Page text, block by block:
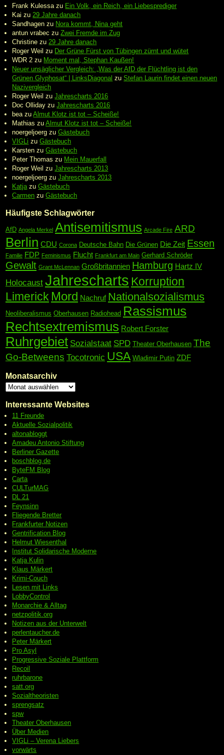
Frank Kulessa zu Ein Volk, ein Reich, ein Liebesprediger
Kai zu 29 Jahre danach
Sandhagen zu Nora kommt, Nina geht
antun vrabec zuZwei Fremde im Zug
Christine zu 29 Jahre danach
Roger Weil zu Der Grüne Fürst von Tübingen zürnt und wütet
WDR 2 zu Moment mal, Stephan Kaußen!
Neuer unsäglicher Vergleich: „Was der AfD der Flüchtling ist den
Grünen Glyphosat“ | LinksDiagonal zuStefan Laurin findet einen neuen
Nazivergleich
Roger Weil zuJahrescharts 2016
Doc Olliday zuJahrescharts 2016
bea zuAlmut Klotz ist tot – Scheiße!
Mathias zuAlmut Klotz ist tot – Scheiße!
noergeljoerg zuGästebuch
VIGLi zuGästebuch
Karsten zuGästebuch
Peter Thomas zu Mein Mauerfall
Roger Weil zuJahrescharts 2013
noergeljoerg zuJahrescharts 2013
Katja zuGästebuch
Carmen zuGästebuch
Häufigste Schlagwörter
AfD Angela Merkel Antisemitismus Arcade Fire ARD
Berlin CDU Corona Deutsche Bahn Die Grünen Die Zeit Essen
Familie FDP Feminismus Flucht Frankfurt am Main Gerhard Schröder
Gewalt Grant McLennan Großbritannien Hamburg Hartz IV
Holocaust Jahrescharts Korruption
Limerick Mord Nachruf Nationalsozialismus
Neoliberalismus Oberhausen Radiohead Rassismus
Rechtsextremismus Robert Forster
Ruhrgebiet Sozialstaat SPD Theater Oberhausen The
Go-Betweens Tocotronic USA Wladimir Putin ZDF
Monatsarchiv
Interessante Websites
11 Freunde
Aktuelle Sozialpolitik
altonabloggt
Amadeu Antonio Stiftung
Berliner Gazette
boschblog.de
ByteFM Blog
Carta
CULTurMAG
DL 21
Feynsinn
Fliegende Bretter
Frankfurter Notizen
Gentrification Blog
Helmut Wiesenthal
Institut Solidarische Moderne
Katja Kulin
Klaus Märkert
Krimi-Couch
Lesen mit Links
LobbyControl
Monarchie & Alltag
netzpolitik.org
Notizen aus der Unterwelt
perlentaucher.de
Peter Märkert
Pro Asyl
ProgressiveSoziale Plattform
Recoil
ruhrbarone
satt.org
Sozialtheoristen
sprengsatz
spw
Theater Oberhausen
Über Medien
VIGLi – Verena Liebers
vorwärts